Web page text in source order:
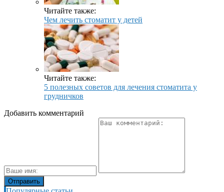
Читайте также:
Чем лечить стоматит у детей
Читайте также:
5 полезных советов для лечения стоматита у
грудничков
Добавить комментарий